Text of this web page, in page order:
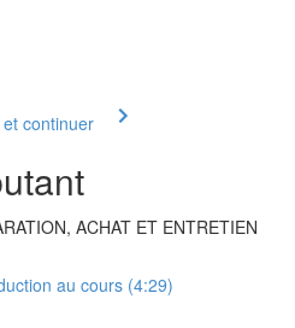
continuer
ACHAT ET ENTRETIEN
au cours (4:29)